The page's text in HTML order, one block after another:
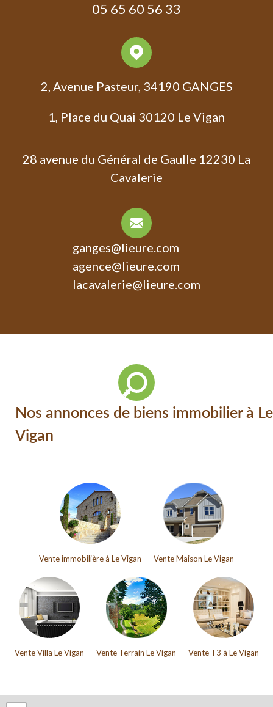
05 65 60 56 33
ganges@lieure.com
agence@lieure.com
lacavalerie@lieure.com
2, Avenue Pasteur, 34190 GANGES
1, Place du Quai 30120 Le Vigan
28 avenue du Général de Gaulle 12230 La
Cavalerie
Nos annonces de biens immobilier à Le
Vigan
Vente immobilière à Le Vigan Vente Maison Le Vigan
Vente Villa Le Vigan Vente Terrain Le Vigan Vente T3 à Le Vigan